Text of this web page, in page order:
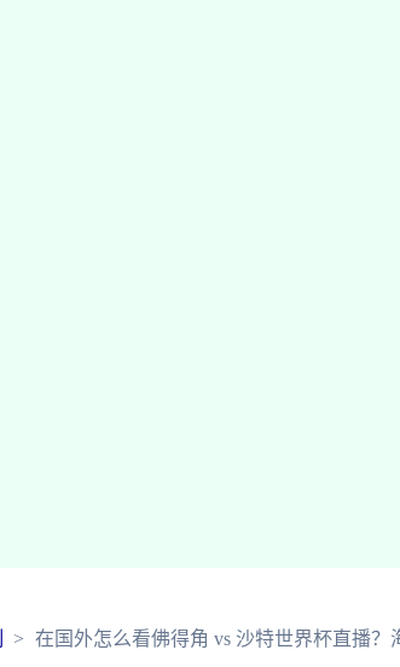
在国外怎么看佛得角 vs 沙特世界杯直播